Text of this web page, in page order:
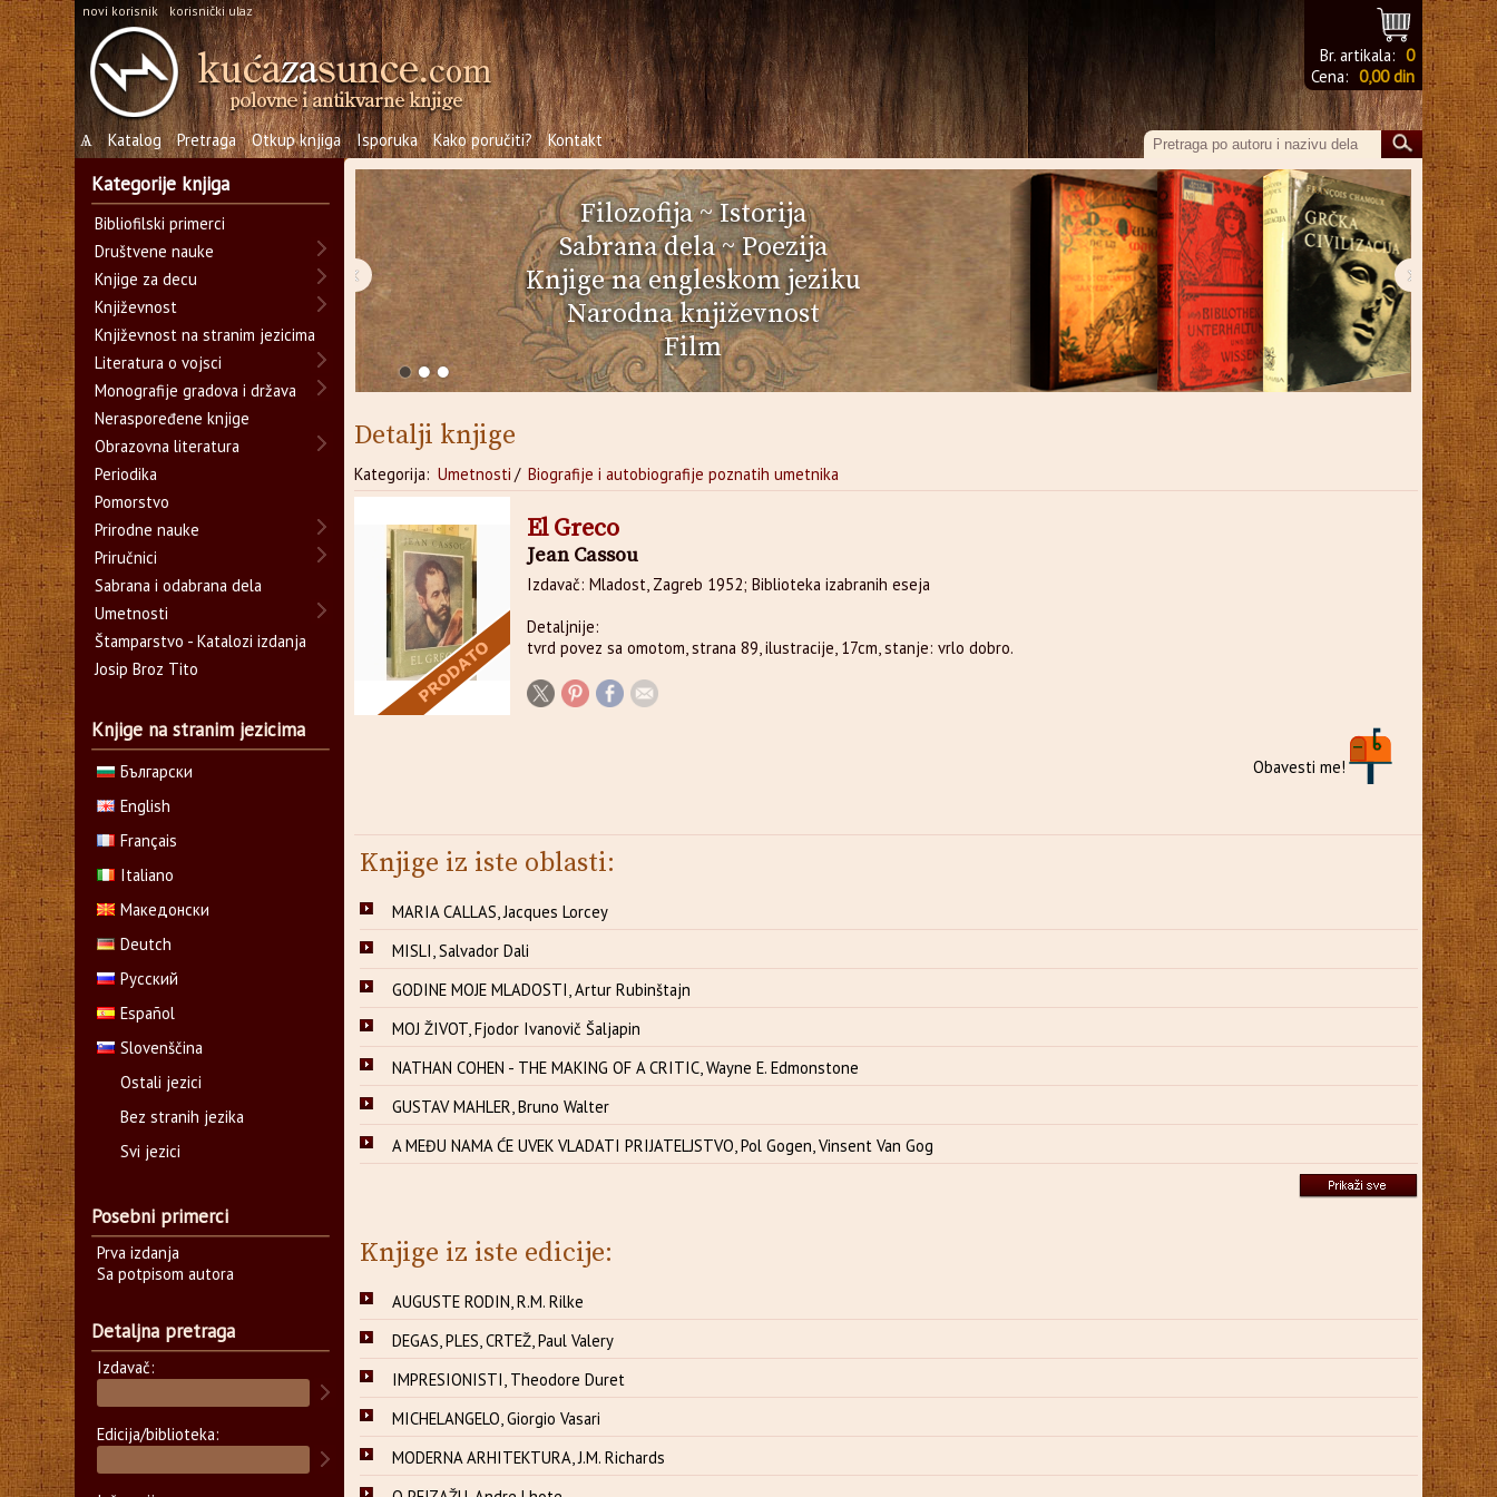
novi korisnik korisnički ulaz
Br. artikala: 0
Cena: 0,00 din
Ѧ Katalog Pretraga Otkup knjiga Isporuka Kako poručiti? Kontakt
Filozofija~Istorija
Sabrana dela~Poezija
Knjige na engleskom jeziku
Narodna književnost
Film
‹ ›
Detalji knjige
Kategorija: Umetnosti / Biografije i autobiografije poznatih umetnika
El Greco
Jean Cassou
Izdavač: Mladost, Zagreb 1952; Biblioteka izabranih eseja
Detaljnije:
tvrd povez sa omotom, strana 89, ilustracije, 17cm, stanje: vrlo dobro.
Obavesti me!
Knjige iz iste oblasti:
MARIA CALLAS, Jacques Lorcey
MISLI, Salvador Dali
GODINE MOJE MLADOSTI, Artur Rubinštajn
MOJ ŽIVOT, Fjodor Ivanovič Šaljapin
NATHAN COHEN - THE MAKING OF A CRITIC, Wayne E. Edmonstone
GUSTAV MAHLER, Bruno Walter
A MEĐU NAMA ĆE UVEK VLADATI PRIJATELJSTVO, Pol Gogen, Vinsent Van Gog
Knjige iz iste edicije:
AUGUSTE RODIN, R.M. Rilke
DEGAS, PLES, CRTEŽ, Paul Valery
IMPRESIONISTI, Theodore Duret
MICHELANGELO, Giorgio Vasari
MODERNA ARHITEKTURA, J.M. Richards
Kategorije knjiga
Bibliofilski primerci
Društvene nauke
Knjige za decu
Književnost
Književnost na stranim jezicima
Literatura o vojsci
Monografije gradova i država
Neraspoređene knjige
Obrazovna literatura
Periodika
Pomorstvo
Prirodne nauke
Priručnici
Sabrana i odabrana dela
Umetnosti
Štamparstvo - Katalozi izdanja
Josip Broz Tito
Knjige na stranim jezicima
Български
English
Français
Italiano
Македонски
Deutch
Русский
Español
Slovenščina
Ostali jezici
Bez stranih jezika
Svi jezici
Posebni primerci
Prva izdanja
Sa potpisom autora
Detaljna pretraga
Izdavač:
Edicija/biblioteka: